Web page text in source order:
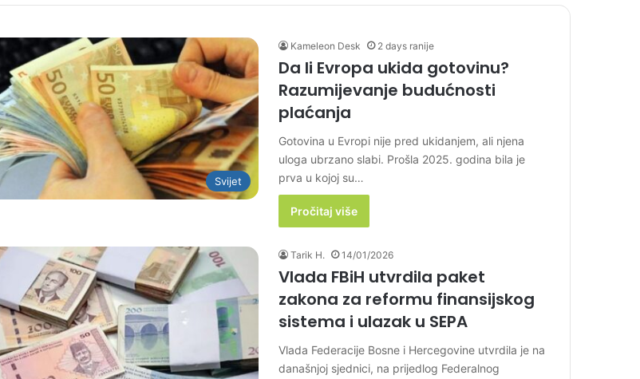
Svijet
Kameleon Desk 2 days ranije
Da li Evropa ukida gotovinu?
Razumijevanje budućnosti
plaćanja
Gotovina u Evropi nije pred ukidanjem, ali njena
uloga ubrzano slabi. Prošla 2025. godina bila je
prva u kojoj su…
Pročitaj više
Tarik H. 14/01/2026
Vlada FBiH utvrdila paket
zakona za reformu finansijskog
sistema i ulazak u SEPA
Vlada Federacije Bosne i Hercegovine utvrdila je na
današnjoj sjednici, na prijedlog Federalnog